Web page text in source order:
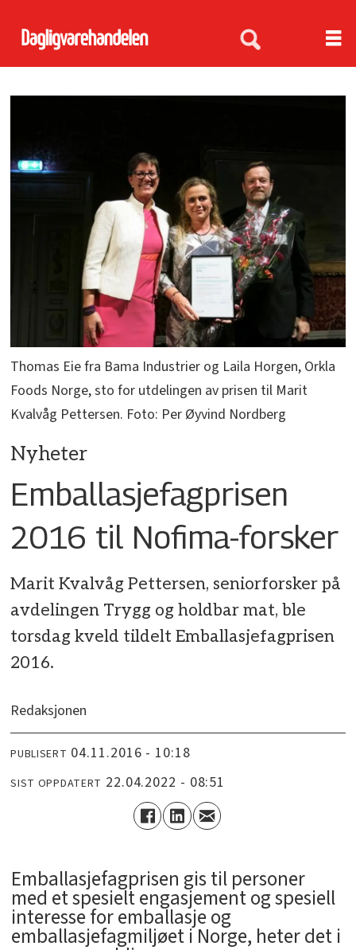
Thomas Eie fra Bama Industrier og Laila Horgen, Orkla
Foods Norge, sto for utdelingen av prisen til Marit
Kvalvåg Pettersen. Foto: Per Øyvind Nordberg
Nyheter
Emballasjefagprisen
2016 til Nofima-forsker
Marit Kvalvåg Pettersen, seniorforsker på
avdelingen Trygg og holdbar mat, ble
torsdag kveld tildelt Emballasjefagprisen
2016.
Redaksjonen
PUBLISERT 04.11.2016 - 10:18
SIST OPPDATERT 22.04.2022 - 08:51
Emballasjefagprisen gis til personer
med et spesielt engasjement og spesiell
interesse for emballasje og
emballasjefagmiljøet i Norge, heter det i